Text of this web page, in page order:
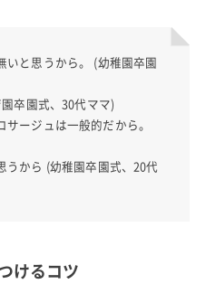
いと思うから。 (幼稚園卒園
卒園式、30代ママ)
ージュは一般的だから。
うから (幼稚園卒園式、20代
けるコツ